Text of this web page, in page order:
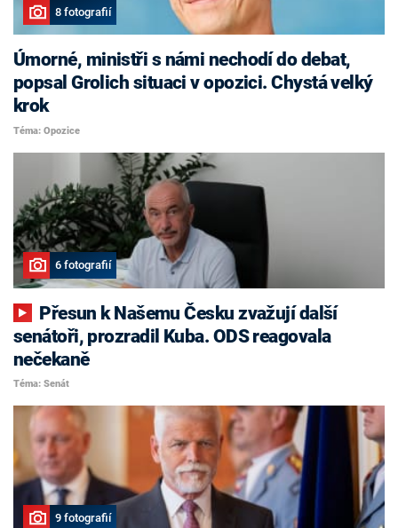
8 fotografií
Úmorné, ministři s námi nechodí do debat,
popsal Grolich situaci v opozici. Chystá velký
krok
Téma: Opozice
6 fotografií
senátoři, prozradil Kuba. ODS reagovala
nečekaně
Téma: Senát
9 fotografií